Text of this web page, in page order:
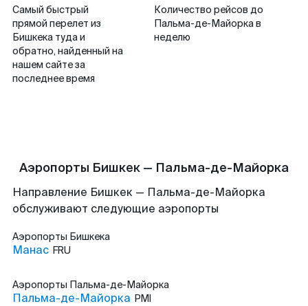
Самый быстрый
прямой перелет из
Бишкека туда и
обратно, найденный на
нашем сайте за
последнее время
Количество рейсов до
Пальма-де-Майорка в
неделю
Аэропорты Бишкек — Пальма-де-Майорка
Направление Бишкек — Пальма-де-Майорка
обслуживают следующие аэропорты
Аэропорты Бишкека
Манас FRU
Аэропорты Пальма-де-Майорка
Пальма-де-Майорка PMI